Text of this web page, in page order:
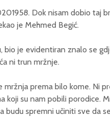
Dok nisam dobio taj
je Mehmed Begić.
bio je evidentiran znalo se
ni trun mržnje.
mržnja prema bilo kome. Ni
koji su nam pobili porodice.
budu spremni učiniti sve da